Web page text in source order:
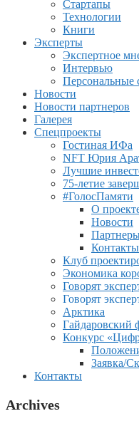
Стартапы
Технологии
Книги
Эксперты
Экспертное
Интервью
Персональные
Новости
Новости партнеров
Галерея
Спецпроекты
Гостиная ИФа
NFT Юрия
Лучшие
75-летие
#ГолосПамяти
О
Новости
Контакты
Клуб
Экономика
Говорят
Говорят
Арктика
Гайдаровский
Конкурс
Заявка/
Контакты
Archives